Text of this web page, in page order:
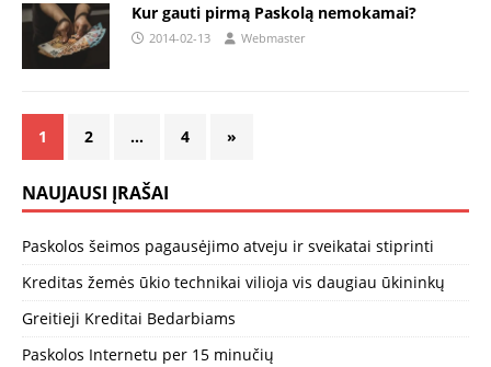
Kur gauti pirmą Paskolą nemokamai?
2014-02-13 Webmaster
1 2 … 4 »
NAUJAUSI ĮRAŠAI
Paskolos šeimos pagausėjimo atveju ir sveikatai stiprinti
Kreditas žemės ūkio technikai vilioja vis daugiau ūkininkų
Greitieji Kreditai Bedarbiams
Paskolos Internetu per 15 minučių